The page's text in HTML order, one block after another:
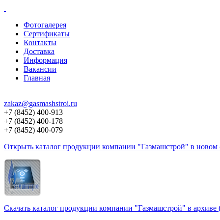
Фотогалерея
Сертификаты
Контакты
Доставка
Информация
Вакансии
Главная
zakaz@gasmashstroi.ru
+7 (8452) 400-913
+7 (8452) 400-178
+7 (8452) 400-079
Открыть каталог продукции компании "Газмашстрой" в
Скачать каталог продукции компании "Газмашстрой" в архиве